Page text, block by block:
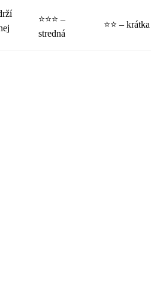
⭐️⭐️⭐️ –
stredná
⭐️⭐️ – krátka